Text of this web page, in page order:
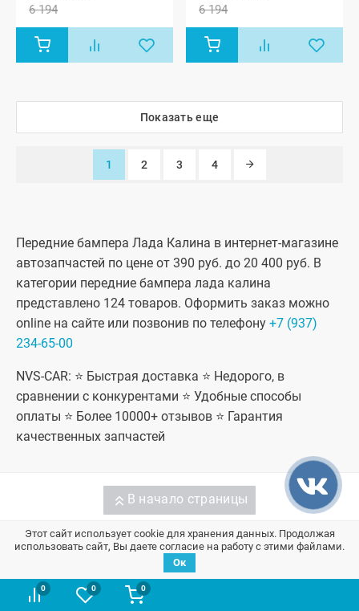
0 0 0
6 194 6 194
Показать еще
1 2 3 4
Передние бампера Лада Калина в интернет-магазине
автозапчастей по цене от 390 руб. до 20 400 руб. В
категории передние бампера лада калина
представлено 124 товаров. Оформить заказ можно
online на сайте или позвонив по телефону +7 (937)
234-65-00
NVS-CAR: ⭐ Быстрая доставка ⭐ Недорого, в
сравнении с конкурентами ⭐ Удобные способы
оплаты ⭐ Более 10000+ отзывов ⭐ Гарантия
качественных запчастей
В начало страницы
Запчасти на ВАЗ / Лада
Этот сайт использует cookie для хранения данных. Продолжая
использовать сайт, Вы даете согласие на работу с этими файлами.
Ок